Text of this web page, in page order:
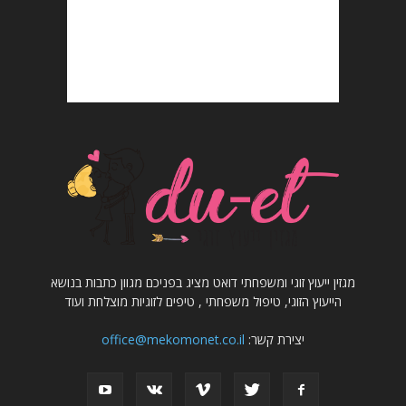
מגזין ייעוץ זוגי ומשפחתי דואט מציג בפניכם מגוון כתבות בנושא
הייעוץ הזוגי, טיפול משפחתי , טיפים לזוגיות מוצלחת ועוד
יצירת קשר: office@mekomonet.co.il